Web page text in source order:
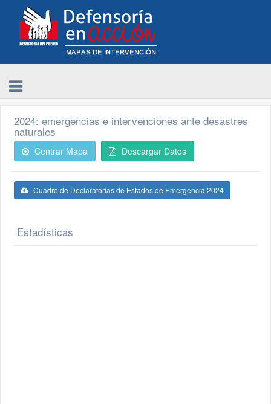
2024: emergencias e intervenciones ante desastres
naturales
Centrar Mapa Descargar Datos
Cuadro de Declaratorias de Estados de Emergencia 2024
Estadísticas